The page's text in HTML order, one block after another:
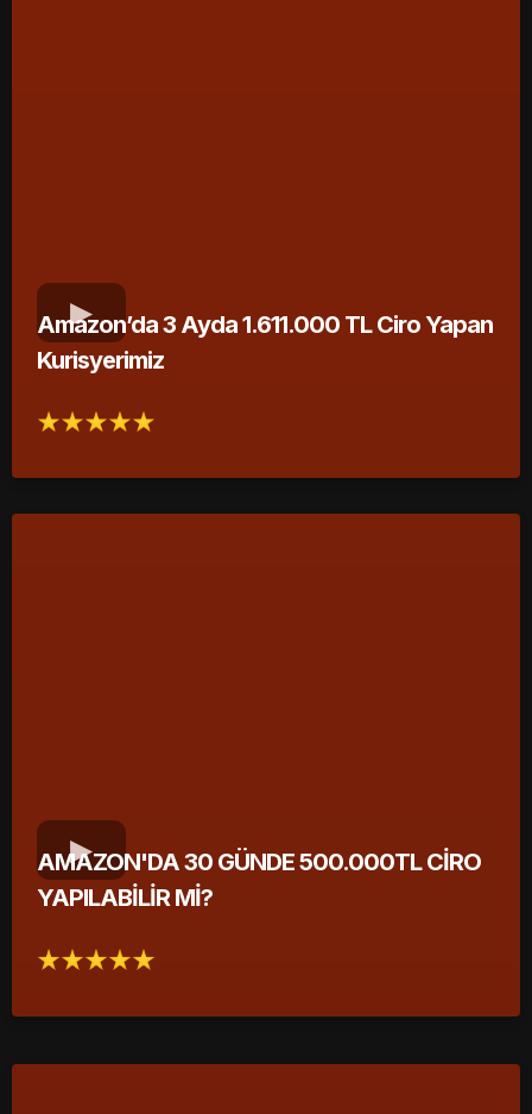
Amazon’da 3 Ayda 1.611.000 TL Ciro Yapan
Kurisyerimiz
AMAZON'DA 30 GÜNDE 500.000TL CİRO
YAPILABİLİR Mİ?